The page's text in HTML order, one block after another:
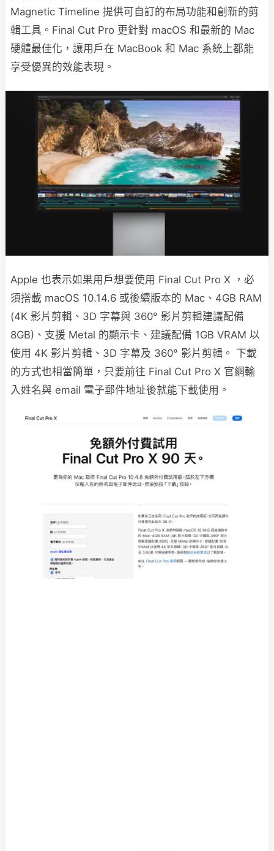
Magnetic Timeline 提供可自訂的布局功能和創新的剪
輯工具。Final Cut Pro 更針對 macOS 和最新的 Mac
硬體最佳化，讓用戶在 MacBook 和 Mac 系統上都能
享受優異的效能表現。
Apple 也表示如果用戶想要使用 Final Cut Pro X ，必
須搭載 macOS 10.14.6 或後續版本的 Mac、4GB RAM
(4K 影片剪輯、3D 字幕與 360° 影片剪輯建議配備
8GB)、支援 Metal 的顯示卡、建議配備 1GB VRAM 以
使用 4K 影片剪輯、3D 字幕及 360° 影片剪輯。 下載
的方式也相當簡單，只要前往 Final Cut Pro X 官網輸
入姓名與 email 電子郵件地址後就能下載使用。